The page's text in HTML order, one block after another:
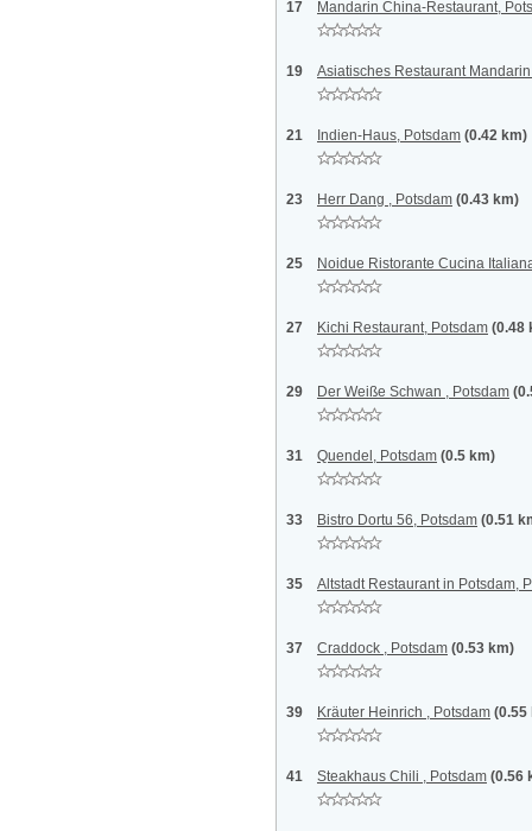
17 Mandarin China-Restaurant,
19 Asiatisches Restaurant
21 Indien-Haus, Potsdam (0.42 km)
23 Herr Dang , Potsdam (0.43 km)
25 Noidue Ristorante Cucina
27 Kichi Restaurant, Potsdam (0.48
29 Der Weiße Schwan , Potsdam
31 Quendel, Potsdam (0.5 km)
33 Bistro Dortu 56, Potsdam (0.51
35 Altstadt Restaurant in Potsdam,
37 Craddock , Potsdam (0.53 km)
39 Kräuter Heinrich , Potsdam (0.55
41 Steakhaus Chili , Potsdam (0.56